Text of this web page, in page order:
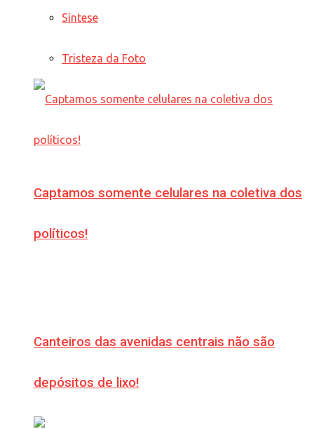
Síntese
Tristeza da Foto
Captamos somente celulares na coletiva dos
políticos!
Canteiros das avenidas centrais não são
depósitos de lixo!